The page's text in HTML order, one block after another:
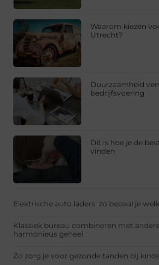
Waarom kiezen
Utrecht?
Duurzaamheid
bedrijfsvoering
Dit is hoe je de
vinden
Elektrische auto laders: zo bepaal je
Klassiek bureau combineren met
harmonieus geheel
Zo zorg je voor gezonde tanden bij